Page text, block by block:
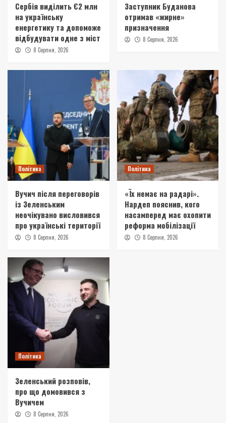
Сербія виділить €2 млн
на українську
енергетику та допоможе
відбудувати одне з міст
8 Серпня, 2026
Заступник Буданова
отримав «жирне»
призначення
8 Серпня, 2026
Політика
Вучич після переговорів
із Зеленським
неочікувано висловився
про українські території
8 Серпня, 2026
Політика
«Їх немає на радарі».
Нардеп пояснив, кого
насамперед має охопити
реформа мобілізації
8 Серпня, 2026
Політика
Зеленський розповів,
про що домовився з
Вучичем
8 Серпня, 2026